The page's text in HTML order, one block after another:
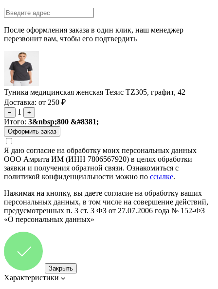
После оформления заказа в один клик, наш менеджер
перезвонит вам, чтобы его подтвердить
Туника медицинская женская Тезис TZ305, графит, 42
Доставка: от 250 ₽
− 1 +
Итого: 3&nbsp;800 &#8381;
Я даю согласие на обработку моих персональных данных
ООО Амрита ИМ (ИНН 7806567920) в целях обработки
заявки и получения обратной связи. Ознакомиться с
политикой конфиденциальности можно по ссылке.
Нажимая на кнопку, вы даете согласие на обработку ваших
персональных данных, в том числе на совершение действий,
предусмотренных п. 3 ст. 3 ФЗ от 27.07.2006 года № 152-ФЗ
«О персональных данных»
Закрыть
Характеристики